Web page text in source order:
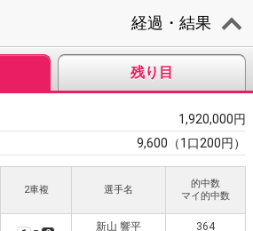
経過・結果
残り目
1,920,000円
9,600（1口200円）
2車複 選手名
的中数
マイ的中数
新山 響平
364